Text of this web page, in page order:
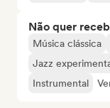
Não quer
Música clássica
Jazz
Instrumental